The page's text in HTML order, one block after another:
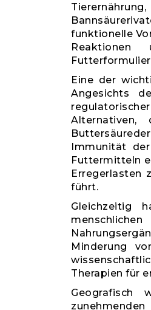
funktionelle
Eine der
Angesichts
Immunität
Futtermitteln
Erregerlasten
führt.
Gleichzeitig
Minderung
Therapien für
Geografisch